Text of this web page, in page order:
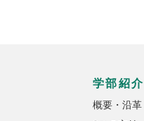
学部紹介
概要・沿革